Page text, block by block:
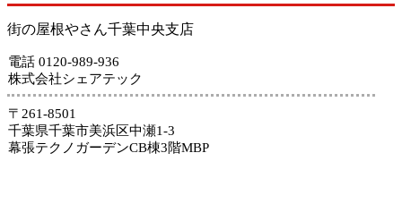
街の屋根やさん千葉中央支店
電話 0120-989-936
株式会社シェアテック
〒261-8501
千葉県千葉市美浜区中瀬1-3
幕張テクノガーデンCB棟3階MBP